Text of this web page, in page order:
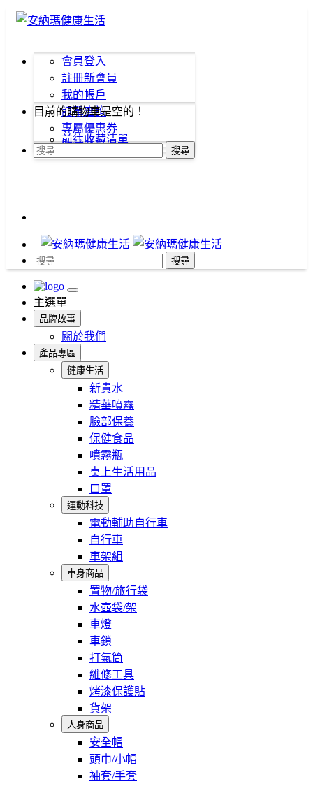
會員登入
註冊新會員
我的帳戶
訂單查詢
專屬優惠券
收藏清單
目前的購物車是空的！
前往收藏清單
搜尋
搜尋
主選單
品牌故事
關於我們
產品專區
健康生活
新貴水
精華噴霧
臉部保養
保健食品
噴霧瓶
桌上生活用品
口罩
運動科技
電動輔助自行車
自行車
車架組
車身商品
置物/旅行袋
水壺袋/架
車燈
車鎖
打氣筒
維修工具
烤漆保護貼
貨架
人身商品
安全帽
頭巾/小帽
袖套/手套